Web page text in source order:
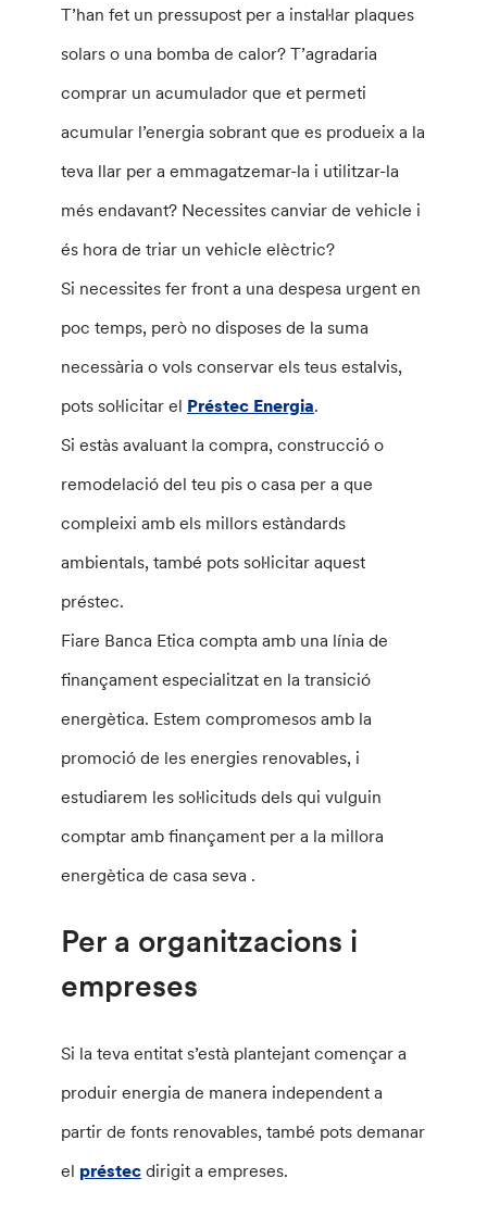
T’han fet un pressupost per a instal·lar plaques
solars o una bomba de calor? T’agradaria
comprar un acumulador que et permeti
acumular l’energia sobrant que es produeix a la
teva llar per a emmagatzemar-la i utilitzar-la
més endavant? Necessites canviar de vehicle i
és hora de triar un vehicle elèctric?
Si necessites fer front a una despesa urgent en
poc temps, però no disposes de la suma
necessària o vols conservar els teus estalvis,
pots sol·licitar el Préstec Energia.
Si estàs avaluant la compra, construcció o
remodelació del teu pis o casa per a que
compleixi amb els millors estàndards
ambientals, també pots sol·licitar aquest
préstec.
Fiare Banca Etica compta amb una línia de
finançament especialitzat en la transició
energètica. Estem compromesos amb la
promoció de les energies renovables, i
estudiarem les sol·licituds dels qui vulguin
comptar amb finançament per a la millora
energètica de casa seva .
Per a organitzacions i
empreses
Si la teva entitat s’està plantejant començar a
produir energia de manera independent a
partir de fonts renovables, també pots demanar
el préstec dirigit a empreses.